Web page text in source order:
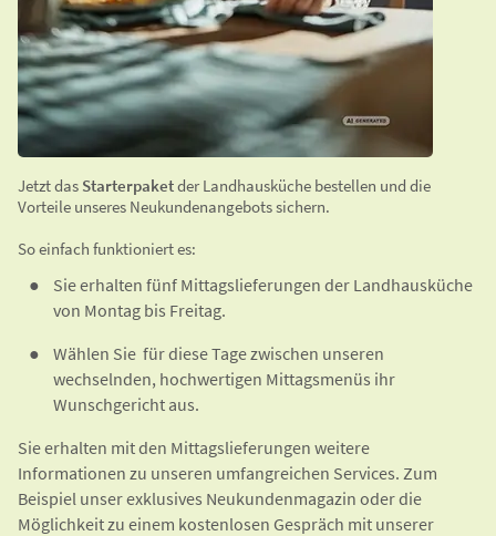
Jetzt das Starterpaketder Landhausküche bestellen und die
Vorteile unseres Neukundenangebots sichern.
So einfach funktioniert es:
Sie erhalten fünf Mittagslieferungen der Landhausküche
von Montag bis Freitag.
Wählen Sie für diese Tage zwischen unseren
wechselnden, hochwertigen Mittagsmenüs ihr
Wunschgericht aus.
Sie erhalten mit den Mittagslieferungen weitere
Informationen zu unseren umfangreichen Services. Zum
Beispiel unser exklusives Neukundenmagazin oder die
Möglichkeit zu einem kostenlosen Gespräch mit unserer